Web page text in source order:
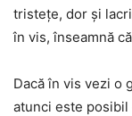
tristețe, dor și
în vis, înseamnă
Dacă în vis vezi o
atunci este posibil